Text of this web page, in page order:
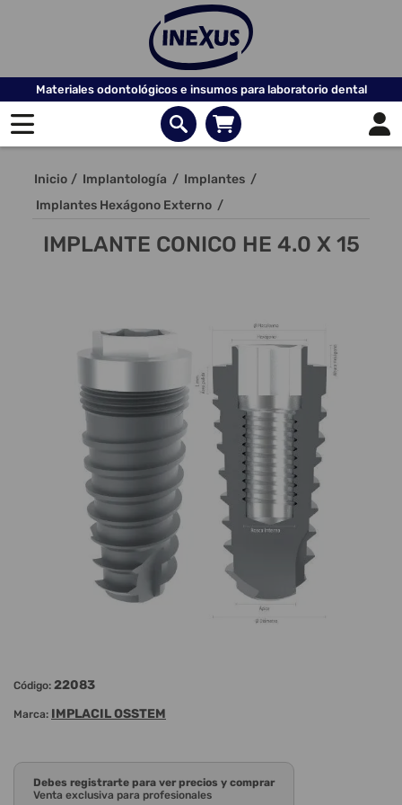
Materiales odontológicos e insumos para laboratorio dental
Inicio / Implantología / Implantes /
Implantes Hexágono Externo /
IMPLANTE CONICO HE 4.0 X 15
Código: 22083
Marca: IMPLACIL OSSTEM
Debes registrarte para ver precios y comprar
Venta exclusiva para profesionales